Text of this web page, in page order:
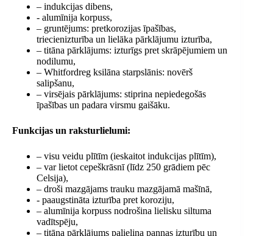
– indukcijas dibens,
- alumīnija korpuss,
– gruntējums: pretkorozijas īpašības,
triecienizturība un lielāka pārklājumu izturība,
– titāna pārklājums: izturīgs pret skrāpējumiem un
nodilumu,
– Whitfordreg ksilāna starpslānis: novērš
salipšanu,
– virsējais pārklājums: stiprina nepiedegošās
īpašības un padara virsmu gaišāku.
Funkcijas un raksturlielumi:
– visu veidu plītīm (ieskaitot indukcijas plītīm),
– var lietot cepeškrāsnī (līdz 250 grādiem pēc
Celsija),
– droši mazgājams trauku mazgājamā mašīnā,
- paaugstināta izturība pret koroziju,
– alumīnija korpuss nodrošina lielisku siltuma
vadītspēju,
– titāna pārklājums palielina pannas izturību un